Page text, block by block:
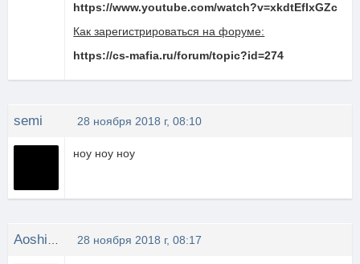
https://www.youtube.com/watch?v=xkdtEfIxGZc
Как зарегистрироваться на форуме:
https://cs-mafia.ru/forum/topic?id=274
semi 28 ноября 2018 г, 08:10
ноу ноу ноу
28 ноября 2018 г, 08:17